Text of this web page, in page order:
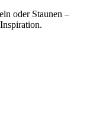
oder Staunen –